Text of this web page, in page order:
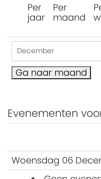
Per
jaar
Per
maand
Ga naar maand
Evenementen
Woensdag 06